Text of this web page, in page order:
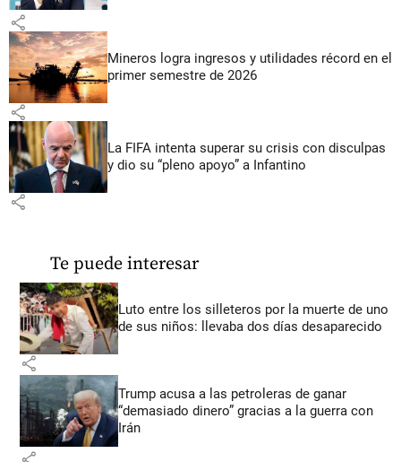
share
Mineros logra ingresos y utilidades récord en el
primer semestre de 2026
share
La FIFA intenta superar su crisis con disculpas
y dio su “pleno apoyo” a Infantino
share
Te puede interesar
Luto entre los silleteros por la muerte de uno
de sus niños: llevaba dos días desaparecido
share
Trump acusa a las petroleras de ganar
“demasiado dinero” gracias a la guerra con
Irán